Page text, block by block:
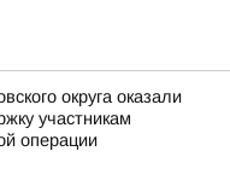
округа оказали
участникам
операции